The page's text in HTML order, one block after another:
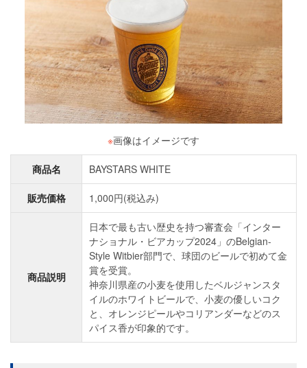
※画像はイメージです
商品名 BAYSTARS WHITE
販売価格 1,000円(税込み)
商品説明
日本で最も古い歴史を持つ審査会「インター
ナショナル・ビアカップ2024」のBelgian-
Style Witbier部門で、球団のビールで初めて金
賞を受賞。
神奈川県産の小麦を使用したベルジャンスタ
イルのホワイトビールで、小麦の優しいコク
と、オレンジピールやコリアンダーなどのス
パイス香が印象的です。